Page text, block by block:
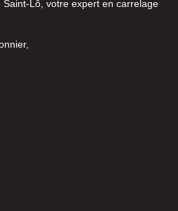
Lô, votre expert en carrelage